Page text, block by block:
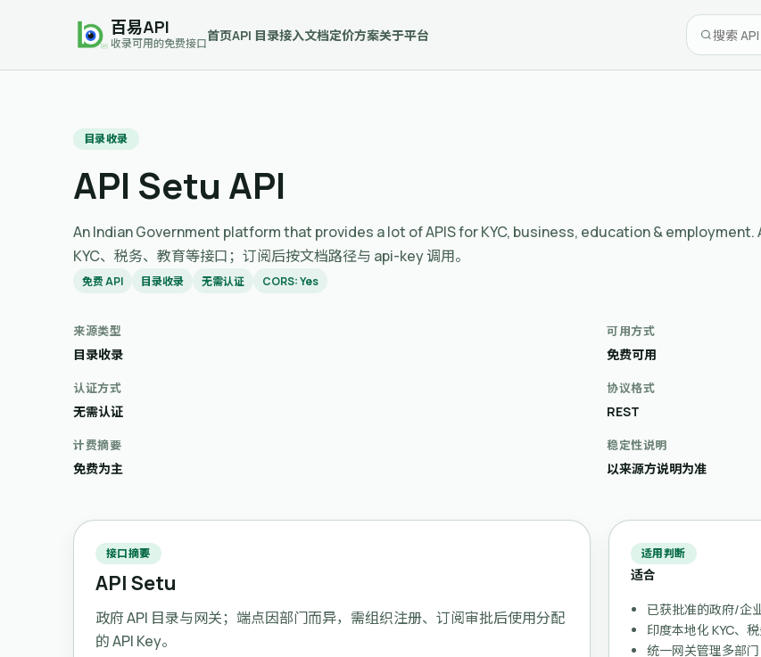
百易API
收录可用的免费接口
首页API 目录接入文档定价方案关于平台
目录收录
API Setu API
An Indian Government platform that provides a lot of APIS for KYC, business, education & employment.
KYC、税务、教育等接口；订阅后按文档路径与 api-key 调用。
免费 API 目录收录 无需认证 CORS: Yes
来源类型
目录收录
可用方式
免费可用
认证方式
无需认证
协议格式
REST
计费摘要
免费为主
稳定性说明
以来源方说明为准
接口摘要
API Setu
政府 API 目录与网关；端点因部门而异，需组织注册、订阅审批后使用分配
的 API Key。
适用判断
适合
已获批准的政府/企
印度本地化 KYC、
统一网关管理多部门